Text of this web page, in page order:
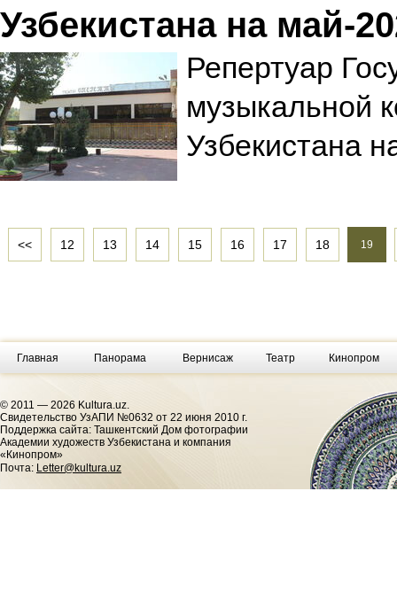
Узбекистана на май-
Репертуар
музыкальной
Узбекистана
<< 12 13 14 15 16 17 18 19
Главная Панорама Вернисаж Театр Кинопром
© 2011 — 2026 Kultura.uz.
Cвидетельство УзАПИ №0632 от 22 июня 2010 г.
Поддержка сайта: Ташкентский Дом фотографии
Академии художеств Узбекистана и компания
«Кинопром»
Почта: Letter@kultura.uz